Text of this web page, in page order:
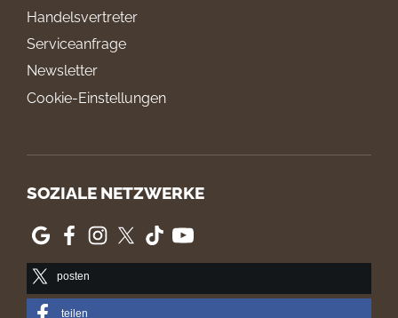
Handelsvertreter
Serviceanfrage
Newsletter
Cookie-Einstellungen
SOZIALE NETZWERKE
posten
teilen